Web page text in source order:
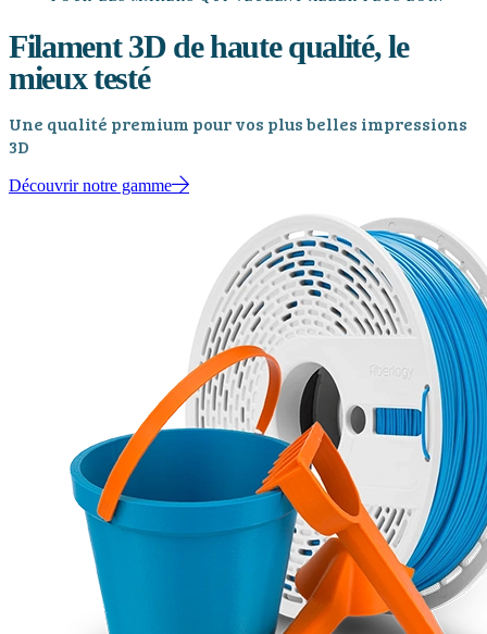
Filament 3D de haute qualité, le
mieux testé
Une qualité premium pour vos plus belles impressions
3D
Découvrir notre gamme